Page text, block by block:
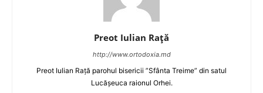
Preot Iulian Raţă
http://www.ortodoxia.md
Preot Iulian Rață parohul bisericii ”Sfânta Treime” din satul
Lucășeuca raionul Orhei.